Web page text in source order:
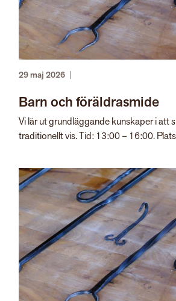
29 maj 2026
Barn och föräldrasmide
Vi lär ut grundläggande kunskaper i att
traditionellt vis. Tid: 13:00 – 16:00.